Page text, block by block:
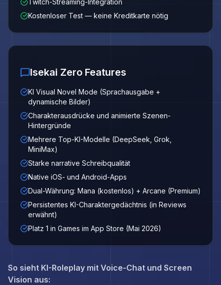
Twitch-Streaming-Integration
Kostenloser Test — keine Kreditkarte nötig
Isekai Zero Features
KI Visual Novel Mode (Sprachausgabe +
dynamische Bilder)
Charakterausdrücke und animierte Szenen-
Hintergründe
Mehrere Top-KI-Modelle (DeepSeek, Grok,
MiniMax)
Starke narrative Schreibqualität
Native iOS- und Android-Apps
Dual-Währung: Mana (kostenlos) + Arcane (Premium)
Persistentes KI-Charaktergedächtnis (in Reviews
erwähnt)
Platz 1 in Games im App Store (Mai 2026)
So sieht KI-Roleplay mit Voice-Chat und Screen
Vision aus: